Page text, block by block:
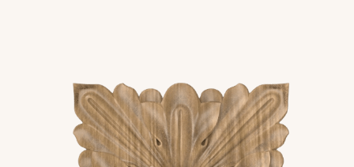
Характеристики
древесины